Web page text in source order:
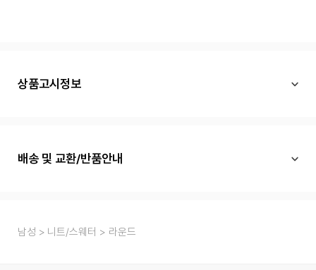
상품고시정보
배송 및 교환/반품안내
남성 니트/스웨터 라운드